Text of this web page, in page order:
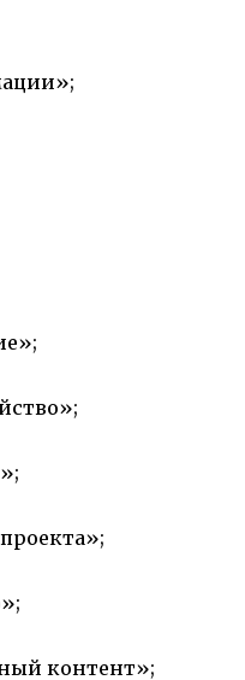
контент»;